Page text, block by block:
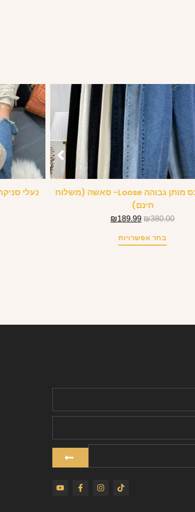
מכנסי ג’ינס מותן גבוהה Loose- סאשה (משלוח
חינם)
₪380.00
₪189.99
בחר אפשרויות
נעלי